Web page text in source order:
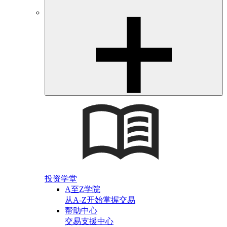
投资学堂
A至Z学院
从A-Z开始掌握交易
帮助中心
交易支援中心